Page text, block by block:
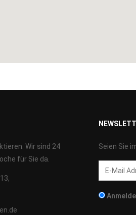
Wir sind 24
für Sie da.
Seien Sie
Email-
Addresse